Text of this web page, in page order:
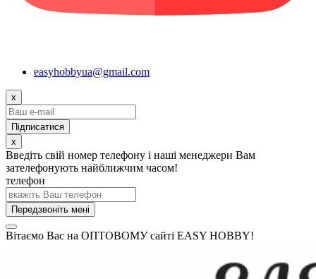
easyhobbyua@gmail.com
x
x
Введіть свій номер телефону і наші менеджери Вам
зателефонують найближчим часом!
телефон
Передзвоніть мені
Вітаємо Вас на ОПТОВОМУ сайті EASY HOBBY!